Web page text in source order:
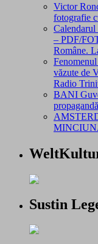
Victor
fotografie
– PDF/
Române.
văzute de
Radio
BANI
Sustin